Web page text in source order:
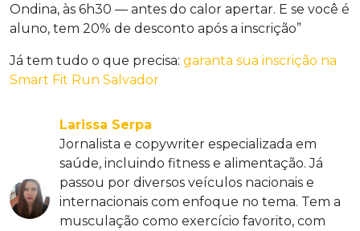
Ondina, às 6h30 — antes do calor apertar. E se você é
aluno, tem 20% de desconto após a inscrição”
Já tem tudo o que precisa: garanta sua inscrição na
Smart Fit Run Salvador
Larissa Serpa
Jornalista e copywriter especializada em
saúde, incluindo fitness e alimentação. Já
passou por diversos veículos nacionais e
internacionais com enfoque no tema. Tem a
musculação como exercício favorito, com